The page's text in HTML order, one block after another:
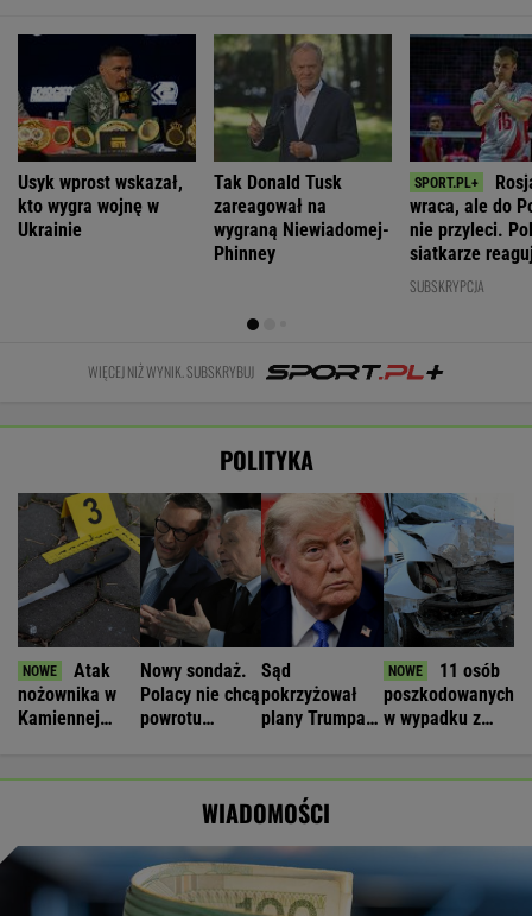
Usyk wprost wskazał,
kto wygra wojnę w
Ukrainie
Tak Donald Tusk
zareagował na
wygraną Niewiadomej-
Phinney
wraca, ale do
nie przyleci.
siatkarze
rozumiem"
SUBSKRYPCJA
WIĘCEJ NIŻ WYNIK. SUBSKRYBUJ
POLITYKA
Atak
nożownika w
Kamiennej
Nowy sondaż.
Polacy nie chcą
powrotu
Sąd
pokrzyżował
plany Trumpa.
historii"
11 osób
poszkodowanych
w wypadku z
WIADOMOŚCI